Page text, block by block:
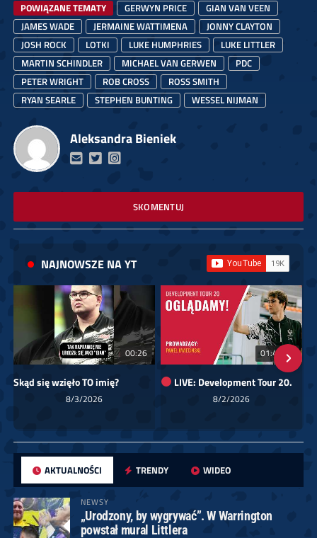
POWIĄZANE TEMATY GERWYN PRICE
GIAN VAN VEEN
JAMES WADE
JERMAINE WATTIMENA
JONNY CLAYTON
JOSH ROCK
LOTKI LUKE HUMPHRIES
LUKE LITTLER
MARTIN SCHINDLER
MICHAEL VAN GERWEN
PDC
PETER WRIGHT
ROB CROSS
ROSS SMITH
RYAN SEARLE
STEPHEN BUNTING WESSEL NIJMAN
Aleksandra Bieniek
SKOMENTUJ
NAJNOWSZE NA YT
00:26
Skąd się wzięło TO imię?
8/3/2026
01:40:24
LIVE: Development Tour 20.
8/2/2026
AKTUALNOŚCI TRENDY WIDEO
NEWSY
„Urodzony, by wygrywać”. W Warrington
powstał mural Littlera